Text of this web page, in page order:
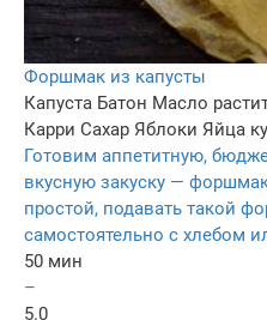
Форшмак из капусты
Капуста Батон Масло
Карри Сахар Яблоки Яйца
Готовим аппетитную,
вкусную закуску —
простой, подавать такой
самостоятельно с хлебом
50 мин
–
5.0